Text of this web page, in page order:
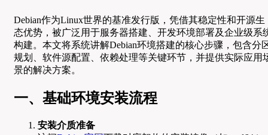
Debian作为Linux世界的基准发行版，凭借其稳定性和开源生
态优势，被广泛用于服务器搭建、开发环境部署及企业级系
构建。本文将系统讲解Debian环境搭建的核心步骤，包含分
规划、软件源配置、依赖处理等关键环节，并提供实际应用
景的解决方案。
一、基础环境安装流程
安装介质准备